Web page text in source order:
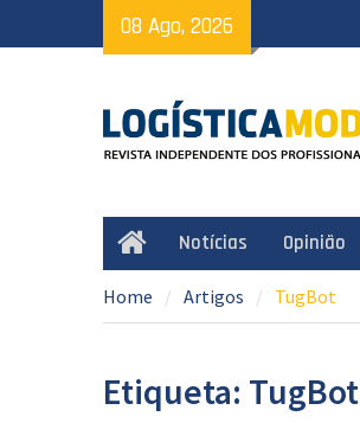
to
08 Ago, 2026
HomeNotícias Opinião
Home Artigos TugBot
Etiqueta: TugBot